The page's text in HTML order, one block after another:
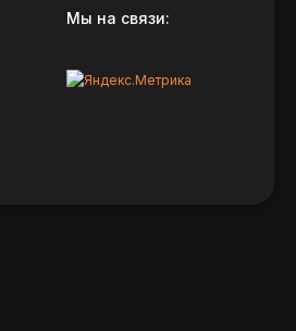
Мы на связи: